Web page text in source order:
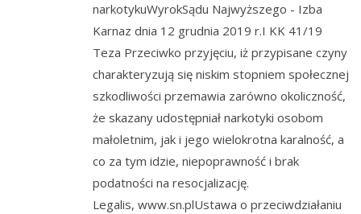
narkotykuWyrokSądu Najwyższego - Izba
Karnaz dnia 12 grudnia 2019 r.I KK 41/19
Teza Przeciwko przyjęciu, iż przypisane czyny
charakteryzują się niskim stopniem społecznej
szkodliwości przemawia zarówno okoliczność,
że skazany udostępniał narkotyki osobom
małoletnim, jak i jego wielokrotna karalność, a
co za tym idzie, niepoprawność i brak
podatności na resocjalizację.
Legalis, www.sn.plUstawa o przeciwdziałaniu